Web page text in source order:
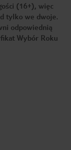
(16+), więc
tylko we dwoje.
odpowiednią
Wybór Roku